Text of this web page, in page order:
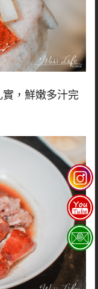
，鮮嫩多汁完